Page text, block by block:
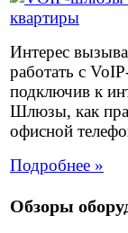
Интерес
работать с
подключив к
Шлюзы, как
офисной
Подробнее »
Обзоры